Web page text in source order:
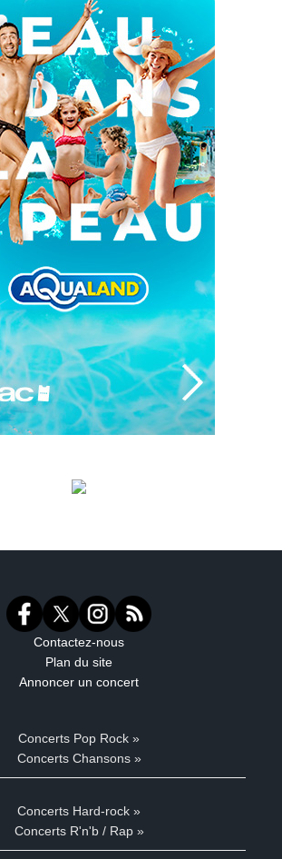
Contactez-nous
Plan du site
Annoncer un concert
Concerts Pop Rock »
Concerts Chansons »
Concerts Hard-rock »
Concerts R'n'b / Rap »